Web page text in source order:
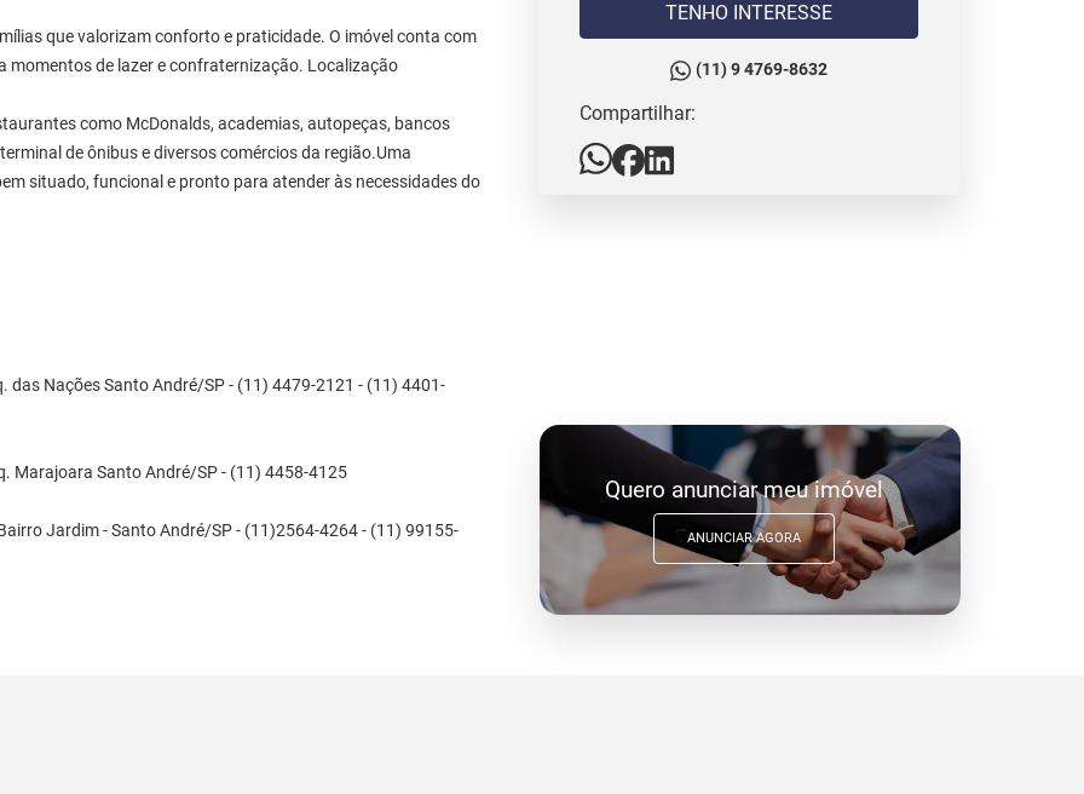
que valorizam conforto e praticidade. O imóvel conta com
de lazer e confraternização. Localização
como McDonalds, academias, autopeças, bancos
de ônibus e diversos comércios da região.Uma
situado, funcional e pronto para atender às necessidades do
das Nações Santo André/SP - (11) 4479-2121 - (11) 4401-
Marajoara Santo André/SP - (11) 4458-4125
Jardim - Santo André/SP - (11)2564-4264 - (11) 99155-
TENHO INTERESSE
(11) 9 4769-8632
Compartilhar:
Quero anunciar meu imóvel
ANUNCIAR AGORA